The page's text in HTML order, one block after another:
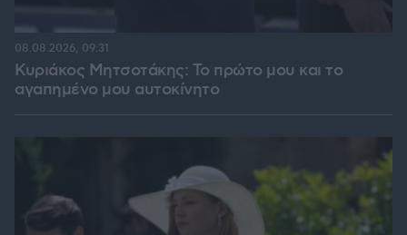
Κυριάκος Μητσοτάκης: Το πρώτο μου και το
αγαπημένο μου αυτοκίνητο
08.08.2026, 09:31